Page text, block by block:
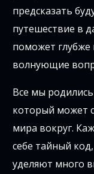
предсказать
путешествие в
поможет глубже
волнующие
Все мы
который может
мира вокруг.
себе тайный
уделяют много